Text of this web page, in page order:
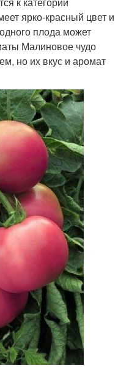
ярко-красный цвет и
плода может
Малиновое чудо
но их вкус и аромат